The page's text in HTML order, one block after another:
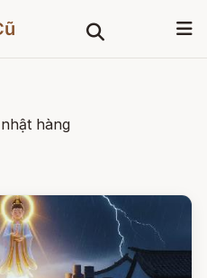
hàng